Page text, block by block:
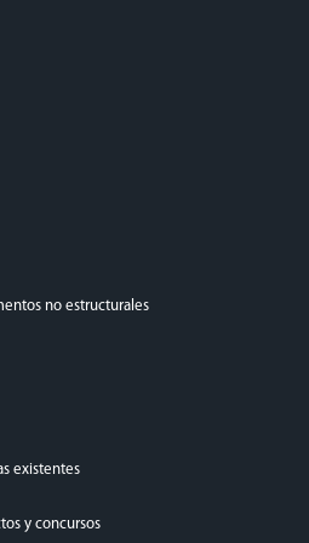
no estructurales
existentes
y concursos